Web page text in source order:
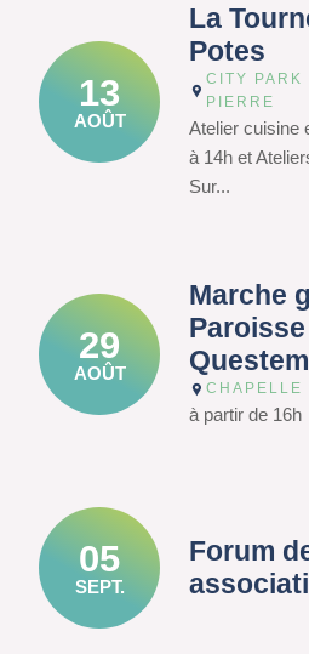
13
AOÛT
La
Potes
CITY
PIERRE
Atelier cuisine
à 14h et
Sur...
29
AOÛT
Marche
CHAPELLE
à partir de 16h
05
SEPT.
Forum